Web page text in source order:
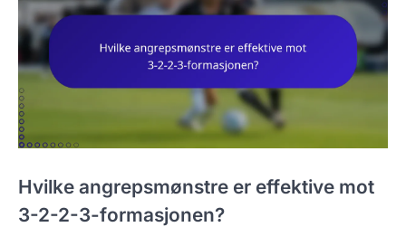
Hvilke angrepsmønstre er effektive mot
3-2-2-3-formasjonen?